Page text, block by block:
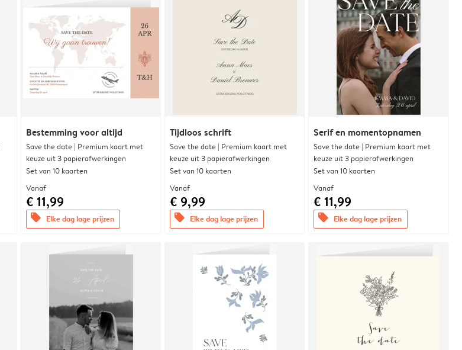
Bestemming voor altijd
Save the date | Premium kaart met
keuze uit 3 papierafwerkingen
Set van 10 kaarten
Vanaf
€ 11,99
offers Elke dag lage prijzen
Tijdloos schrift
Save the date | Premium kaart met
keuze uit 3 papierafwerkingen
Set van 10 kaarten
Vanaf
€ 9,99
offers Elke dag lage prijzen
Serif en momentopnamen
Save the date | Premium kaart met
keuze uit 3 papierafwerkingen
Set van 10 kaarten
Vanaf
€ 11,99
offers Elke dag lage prijzen